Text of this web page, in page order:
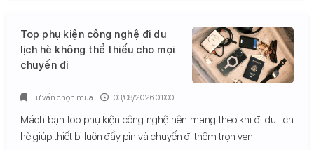
Top phụ kiện công nghệ đi du
lịch hè không thể thiếu cho mọi
chuyến đi
Mách bạn top phụ kiện công nghệ nên mang theo khi đi du lịch
hè giúp thiết bị luôn đầy pin và chuyến đi thêm trọn vẹn.
Tư vấn chọn mua 03/08/2026 01:00